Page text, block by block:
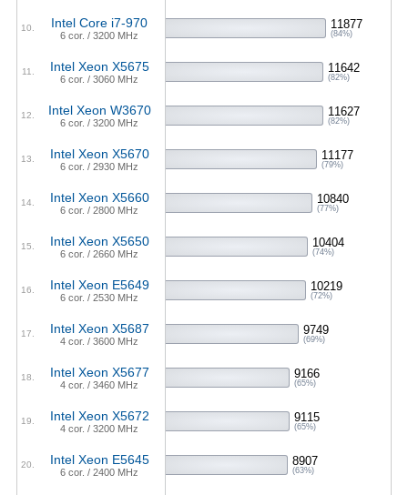
10. Intel Core i7-970
6 cor. / 3200 MHz
11877
(84%)
11. Intel Xeon X5675
6 cor. / 3060 MHz
11642
(82%)
12. Intel Xeon W3670
6 cor. / 3200 MHz
11627
(82%)
13. Intel Xeon X5670
6 cor. / 2930 MHz
11177
(79%)
14. Intel Xeon X5660
6 cor. / 2800 MHz
10840
(77%)
15. Intel Xeon X5650
6 cor. / 2660 MHz
10404
(74%)
16. Intel Xeon E5649
6 cor. / 2530 MHz
10219
(72%)
17. Intel Xeon X5687
4 cor. / 3600 MHz
9749
(69%)
18. Intel Xeon X5677
4 cor. / 3460 MHz
9166
(65%)
19. Intel Xeon X5672
4 cor. / 3200 MHz
9115
(65%)
20. Intel Xeon E5645
6 cor. / 2400 MHz
8907
(63%)